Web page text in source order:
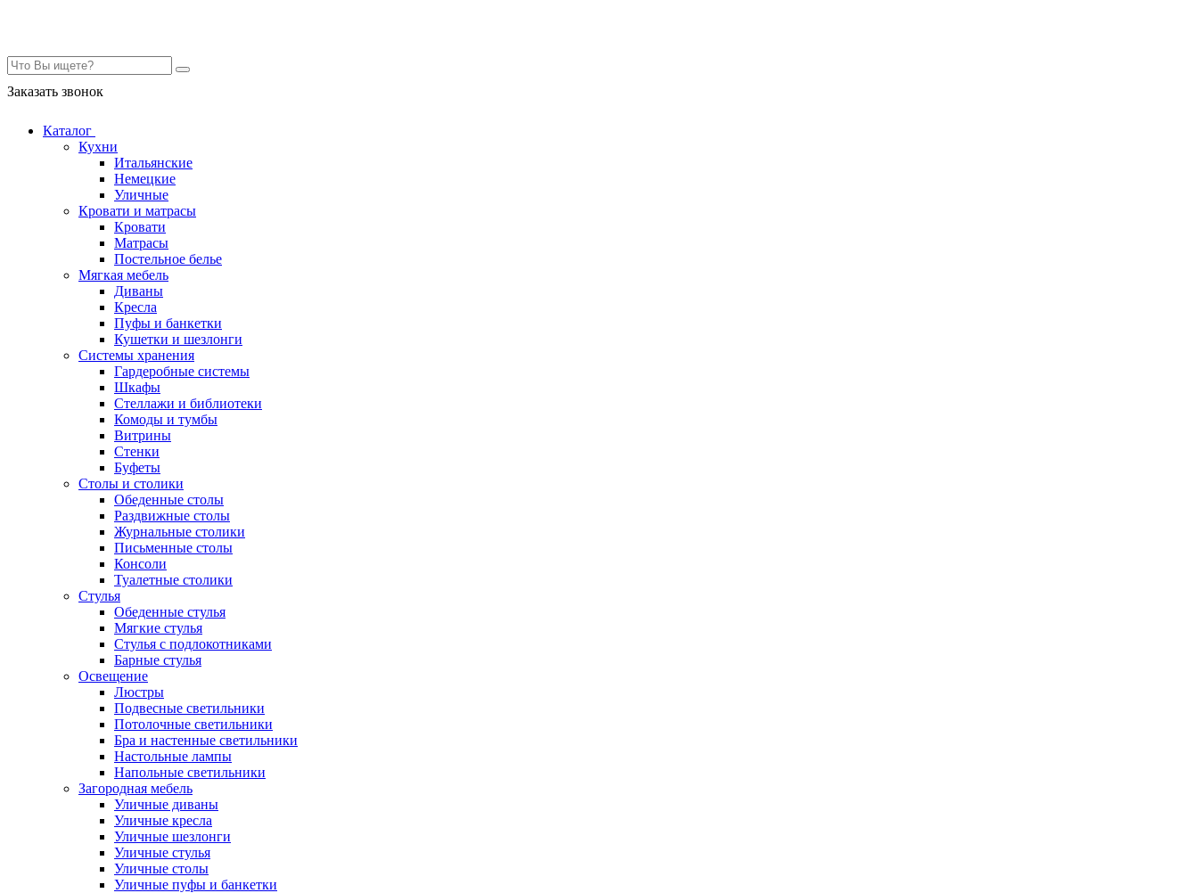
Заказать звонок
Каталог
Кухни
Итальянские
Немецкие
Уличные
Кровати и матрасы
Кровати
Матрасы
Постельное белье
Мягкая мебель
Диваны
Кресла
Пуфы и банкетки
Кушетки и шезлонги
Системы хранения
Гардеробные системы
Шкафы
Стеллажи и библиотеки
Комоды и тумбы
Витрины
Стенки
Буфеты
Столы и столики
Обеденные столы
Раздвижные столы
Журнальные столики
Письменные столы
Консоли
Туалетные столики
Стулья
Обеденные стулья
Мягкие стулья
Стулья с подлокотниками
Барные стулья
Освещение
Люстры
Подвесные светильники
Потолочные светильники
Бра и настенные светильники
Настольные лампы
Напольные светильники
Загородная мебель
Уличные диваны
Уличные кресла
Уличные шезлонги
Уличные стулья
Уличные столы
Уличные пуфы и банкетки